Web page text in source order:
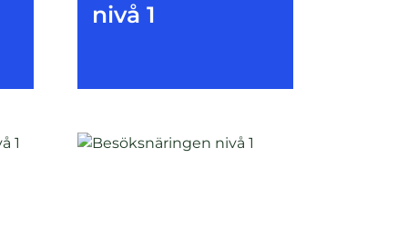
nivå 1